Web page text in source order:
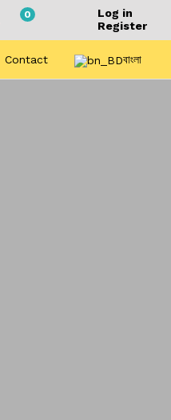
0
Log in
Register
Contact বাংলা